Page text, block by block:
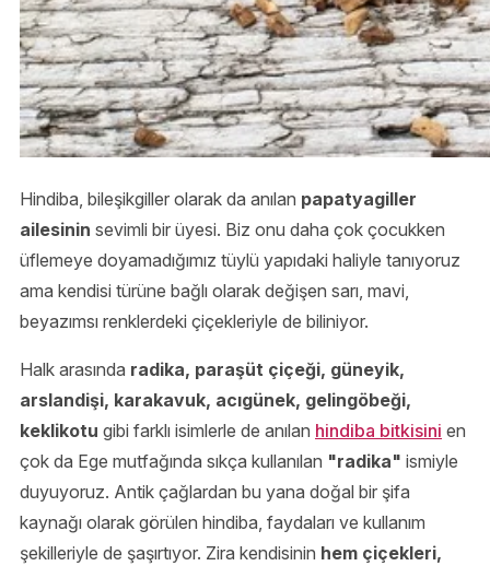
Hindiba, bileşikgiller olarak da anılan papatyagiller
ailesinin sevimli bir üyesi. Biz onu daha çok çocukken
üflemeye doyamadığımız tüylü yapıdaki haliyle tanıyoruz
ama kendisi türüne bağlı olarak değişen sarı, mavi,
beyazımsı renklerdeki çiçekleriyle de biliniyor.
Halk arasında radika, paraşüt çiçeği, güneyik,
arslandişi, karakavuk, acıgünek, gelingöbeği,
keklikotu gibi farklı isimlerle de anılan hindiba bitkisini en
çok da Ege mutfağında sıkça kullanılan "radika" ismiyle
duyuyoruz. Antik çağlardan bu yana doğal bir şifa
kaynağı olarak görülen hindiba, faydaları ve kullanım
şekilleriyle de şaşırtıyor. Zira kendisinin hem çiçekleri,